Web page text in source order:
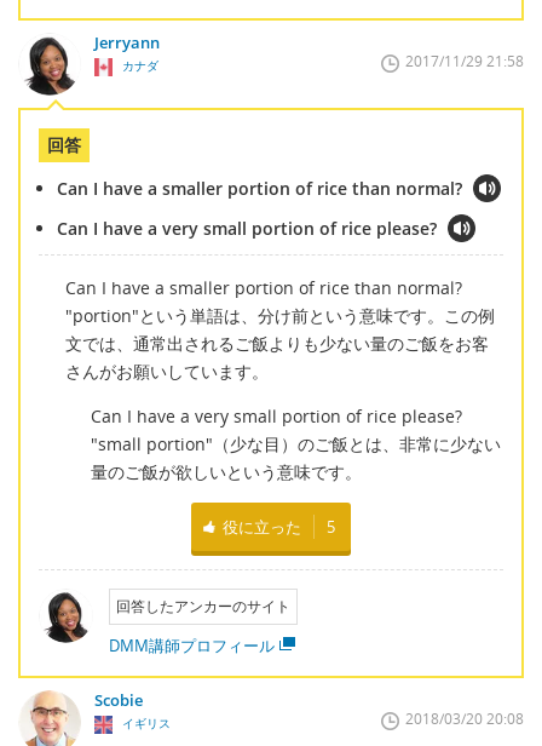
Jerryann
カナダ 2017/11/29 21:58
回答
Can I have a smaller portion of rice than normal?
Can I have a very small portion of rice please?
Can I have a smaller portion of rice than normal?
"portion"という単語は、分け前という意味です。この例
文では、通常出されるご飯よりも少ない量のご飯をお客
さんがお願いしています。
Can I have a very small portion of rice please?
"small portion"（少な目）のご飯とは、非常に少ない
量のご飯が欲しいという意味です。
役に立った 5
回答したアンカーのサイト
DMM講師プロフィール
Scobie
イギリス 2018/03/20 20:08